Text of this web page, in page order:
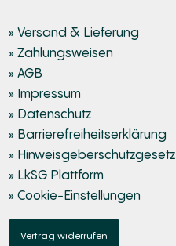
» Versand & Lieferung
» Zahlungsweisen
» AGB
» Impressum
» Datenschutz
» Barrierefreiheitserklärung
» Hinweisgeberschutzgesetz
» LkSG Plattform
» Cookie-Einstellungen
Vertrag widerrufen